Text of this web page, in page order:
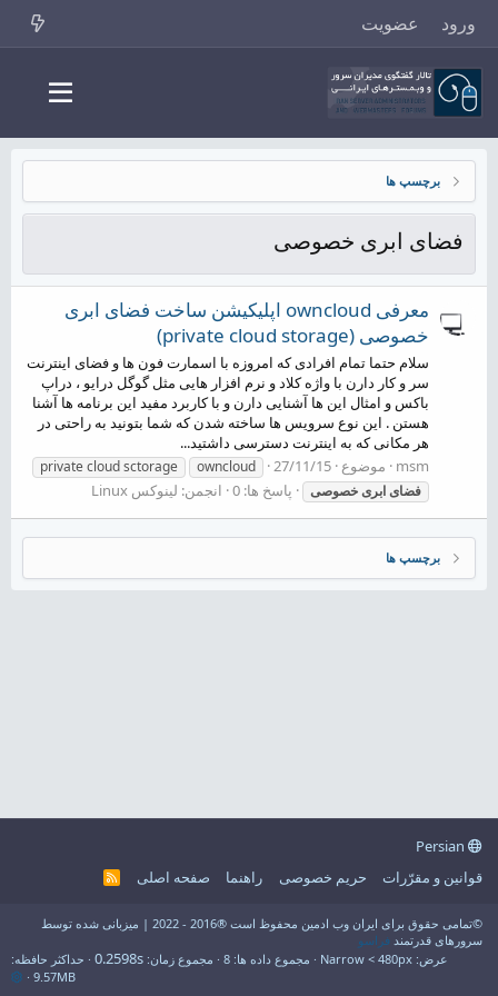
ورود عضویت
برچسپ ها
فضای ابری خصوصی
معرفی owncloud اپلیکیشن ساخت فضای ابری
خصوصی (private cloud storage)
سلام حتما تمام افرادی که امروزه با اسمارت فون ها و فضای اینترنت
سر و کار دارن با واژه کلاد و نرم افزار هایی مثل گوگل درایو ، دراپ
باکس و امثال این ها آشنایی دارن و با کاربرد مفید این برنامه ها آشنا
هستن . این نوع سرویس ها ساخته شدن که شما بتونید به راحتی در
هر مکانی که به اینترنت دسترسی داشتید...
msm
موضوع 27/11/15
owncloud
private cloud sctorage
فضایابریخصوصی پاسخ ها: 0 انجمن: لینوکس Linux
برچسپ ها
قوانین و مقرّرات
حریم خصوصی راهنما صفحه اصلی
R
©تمامی حقوق برای ایران وب ادمین محفوظ است ®2016 - 2022 | میزبانی شده توسط
سرورهای قدرتمند فراسو
عرض
مجموع داده ها 8 مجموع زمان 0.2598s
حداکثر حافظه
9.57MB